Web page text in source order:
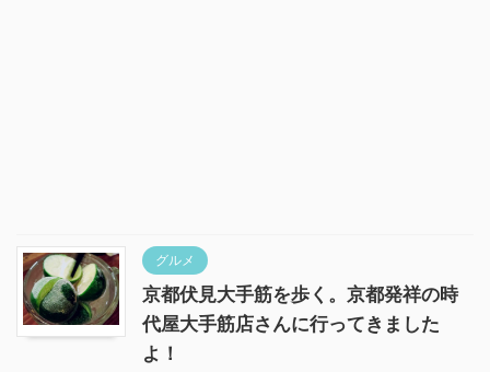
グルメ
京都伏見大手筋を歩く。京都発祥の時
代屋大手筋店さんに行ってきました
よ！